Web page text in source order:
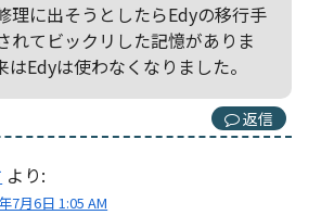
理に出そうとしたらEdyの移行手
れてビックリした記憶がありま
はEdyは使わなくなりました。
返信
より:
7月6日 1:05 AM